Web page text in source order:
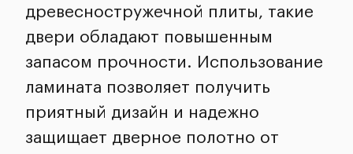
древесностружечной плиты, такие
двери обладают повышенным
запасом прочности. Использование
ламината позволяет получить
приятный дизайн и надежно
защищает дверное полотно от